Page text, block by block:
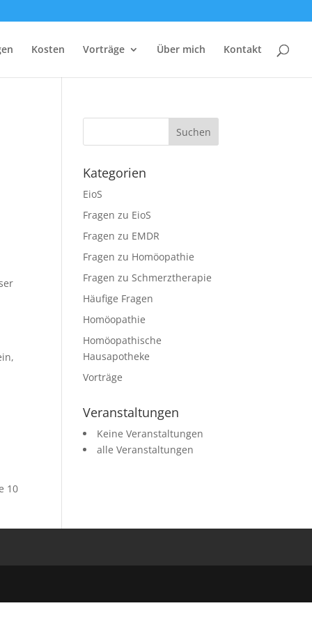
Kosten Vorträge Über mich Kontakt
10
Kategorien
EioS
Fragen zu EioS
Fragen zu EMDR
Fragen zu Homöopathie
Fragen zu Schmerztherapie
Häufige Fragen
Homöopathie
Homöopathische
Hausapotheke
Vorträge
Veranstaltungen
Keine Veranstaltungen
alle Veranstaltungen